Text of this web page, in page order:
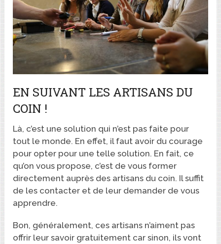
EN SUIVANT LES ARTISANS DU
COIN !
Là, c’est une solution qui n’est pas faite pour
tout le monde. En effet, il faut avoir du courage
pour opter pour une telle solution. En fait, ce
qu’on vous propose, c’est de vous former
directement auprès des artisans du coin. Il suffit
de les contacter et de leur demander de vous
apprendre.
Bon, généralement, ces artisans n’aiment pas
offrir leur savoir gratuitement car sinon, ils vont